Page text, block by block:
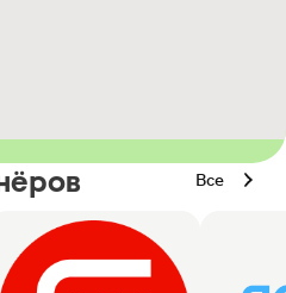
Все